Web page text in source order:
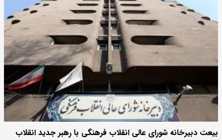
بیعت دبیرخانه شورای عالی انقلاب فرهنگی با رهبر جدید انقلاب